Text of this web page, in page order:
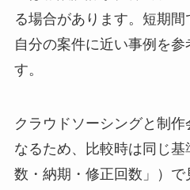
る場合があります。短期間
自分の案件に近い事例を
す。
クラウドソーシングと制
なるため、比較時は同じ
数・納期・修正回数」）で